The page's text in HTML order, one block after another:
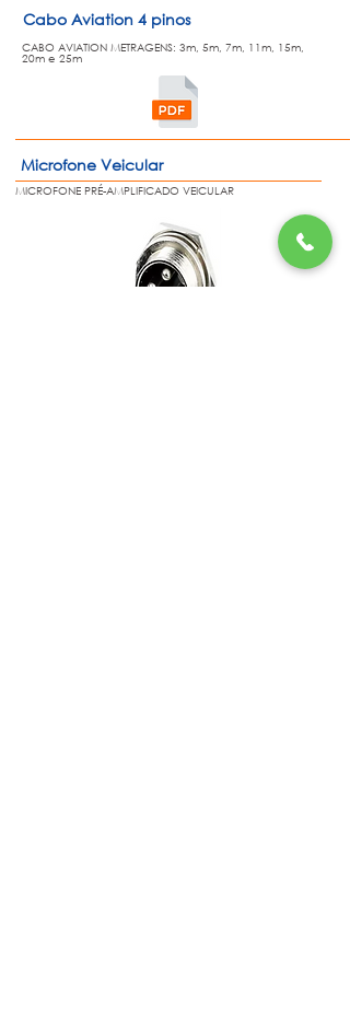
Cabo Aviation 4 pinos
CABO AVIATION METRAGENS: 3m, 5m, 7m, 11m, 15m,
20m e 25m
Microfone Veicular
MICROFONE PRÉ-AMPLIFICADO VEICULAR